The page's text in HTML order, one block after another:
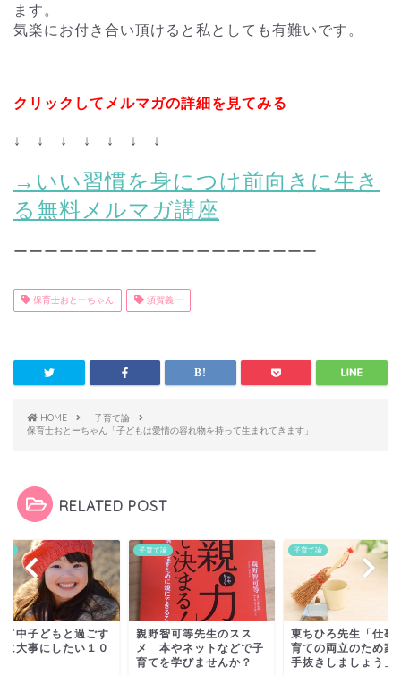
ます。
気楽にお付き合い頂けると私としても有難いです。
クリックしてメルマガの詳細を見てみる
↓ ↓ ↓ ↓ ↓ ↓ ↓
→いい習慣を身につけ前向きに生き
る無料メルマガ講座
ーーーーーーーーーーーーーーーーーーーー
保育士おとーちゃん 須賀義一
HOME
子育て論
保育士おとーちゃん「子どもは愛情の容れ物を持って生まれてきます」
RELATED POST
智可等先生のスス
やネットなどで子
子育て論
東ちひろ先生「仕事と子
育ての両立のため家事は
手抜きしましょう」
子育て論
子育て中子どもと過
ときに大事にしたい
のこと